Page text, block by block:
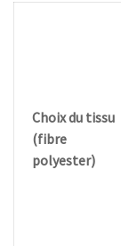
Choix du tissu
(fibre
polyester)